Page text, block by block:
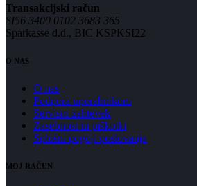
Transakcijski račun
SI56 3400 0102 3683 365
Sparkasse d.d., BIC KSPKSI22
O NAS
O nas
Podpora uporabnikom
Servisni zahtevek
Zasebnost in piškotki
Splošni pogoji poslovanja
MOJ RAČUN